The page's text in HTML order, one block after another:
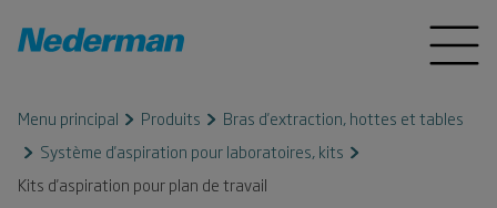
Menu principal Produits
Bras d'extraction, hottes et tables
Système d'aspiration pour laboratoires, kits
Kits d'aspiration pour plan de travail